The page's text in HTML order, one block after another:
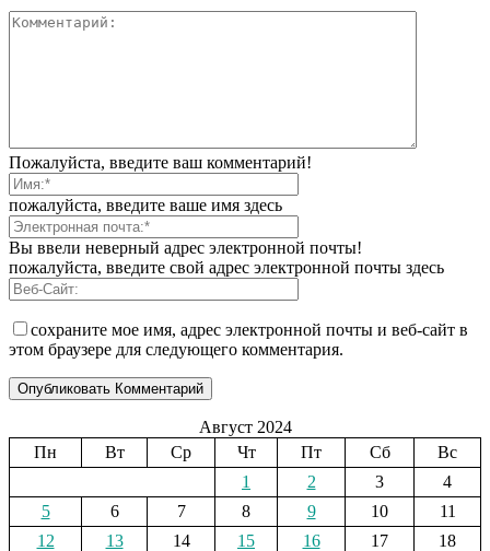
Пожалуйста, введите ваш комментарий!
пожалуйста, введите ваше имя здесь
Вы ввели неверный адрес электронной почты!
пожалуйста, введите свой адрес электронной почты здесь
сохраните мое имя, адрес электронной почты и веб-сайт в
этом браузере для следующего комментария.
Август 2024
Пн
Вт Ср Чт Пт Сб
Вс
1
2 3
4
5
6 7 8 9 10
11
12
13 14 15 16 17
18